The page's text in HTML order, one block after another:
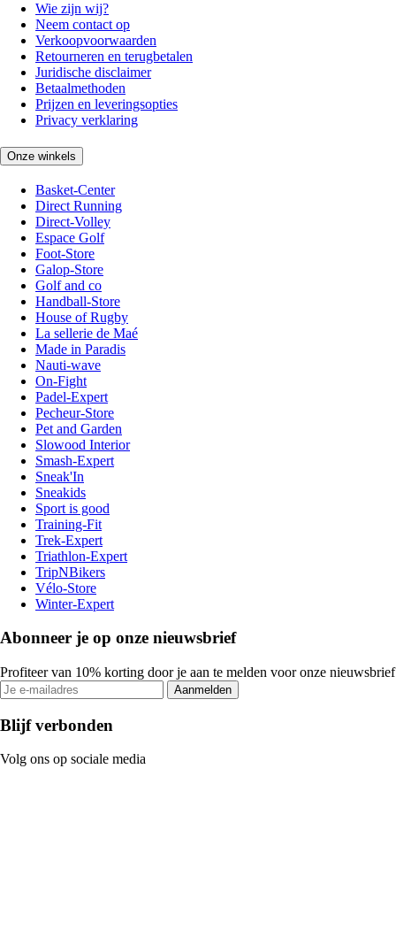
Wie zijn wij?
Neem contact op
Verkoopvoorwaarden
Retourneren en terugbetalen
Juridische disclaimer
Betaalmethoden
Prijzen en leveringsopties
Privacy verklaring
Onze winkels
Basket-Center
Direct Running
Direct-Volley
Espace Golf
Foot-Store
Galop-Store
Golf and co
Handball-Store
House of Rugby
La sellerie de Maé
Made in Paradis
Nauti-wave
On-Fight
Padel-Expert
Pecheur-Store
Pet and Garden
Slowood Interior
Smash-Expert
Sneak'In
Sneakids
Sport is good
Training-Fit
Trek-Expert
Triathlon-Expert
TripNBikers
Vélo-Store
Winter-Expert
Abonneer je op onze nieuwsbrief
Profiteer van 10% korting door je aan te melden voor onze nieuwsbrief
Aanmelden
Blijf verbonden
Volg ons op sociale media